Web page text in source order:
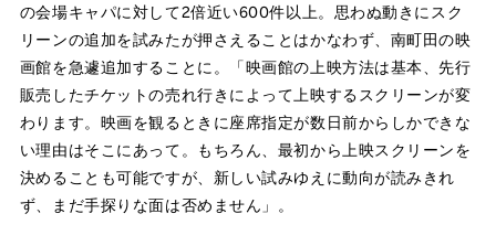
の会場キャパに対して2倍近い600件以上。思わぬ動きにスク
リーンの追加を試みたが押さえることはかなわず、南町田の映
画館を急遽追加することに。「映画館の上映方法は基本、先行
販売したチケットの売れ行きによって上映するスクリーンが変
わります。映画を観るときに座席指定が数日前からしかできな
い理由はそこにあって。もちろん、最初から上映スクリーンを
決めることも可能ですが、新しい試みゆえに動向が読みきれ
ず、まだ手探りな面は否めません」。